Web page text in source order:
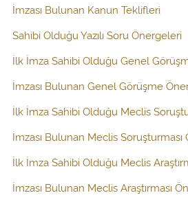
İmzası Bulunan Kanun Teklifleri
Sahibi Olduğu Yazılı Soru Önergeleri
İlk İmza Sahibi Olduğu Genel
İmzası Bulunan Genel Görüşme
İlk İmza Sahibi Olduğu Meclis
İmzası Bulunan Meclis
İlk İmza Sahibi Olduğu Meclis
İmzası Bulunan Meclis Araştırması